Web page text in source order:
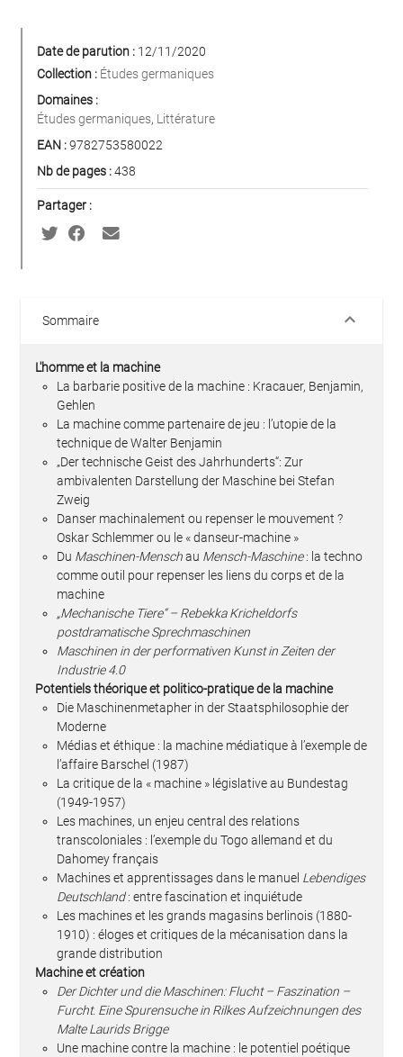
Date de parution : 12/11/2020
Collection : Études germaniques
Domaines :
Études germaniques, Littérature
EAN :9782753580022
Nb de pages :438
Partager :
Sommaire keyboard_arrow_down
L'homme et la machine
La barbarie positive de la machine : Kracauer, Benjamin,
Gehlen
La machine comme partenaire de jeu : l’utopie de la
technique de Walter Benjamin
„Der technische Geist des Jahrhunderts“: Zur
ambivalenten Darstellung der Maschine bei Stefan
Zweig
Danser machinalement ou repenser le mouvement ?
Oskar Schlemmer ou le « danseur-machine »
Du Maschinen-Menschau Mensch-Maschine: la techno
comme outil pour repenser les liens du corps et de la
machine
„Mechanische Tiere“ – Rebekka Kricheldorfs
postdramatische Sprechmaschinen
Maschinen in der performativen Kunst in Zeiten der
Industrie 4.0
Potentiels théorique et politico-pratique de la machine
Die Maschinenmetapher in der Staatsphilosophie der
Moderne
Médias et éthique : la machine médiatique à l’exemple de
l’affaire Barschel (1987)
La critique de la « machine » législative au Bundestag
(1949-1957)
Les machines, un enjeu central des relations
transcoloniales : l’exemple du Togo allemand et du
Dahomey français
Machines et apprentissages dans le manuel Lebendiges
Deutschland: entre fascination et inquiétude
Les machines et les grands magasins berlinois (1880-
1910) : éloges et critiques de la mécanisation dans la
grande distribution
Machine et création
Der Dichter und die Maschinen: Flucht – Faszination –
Furcht. Eine Spurensuche in Rilkes Aufzeichnungen des
Malte Laurids Brigge
Une machine contre la machine : le potentiel poétique